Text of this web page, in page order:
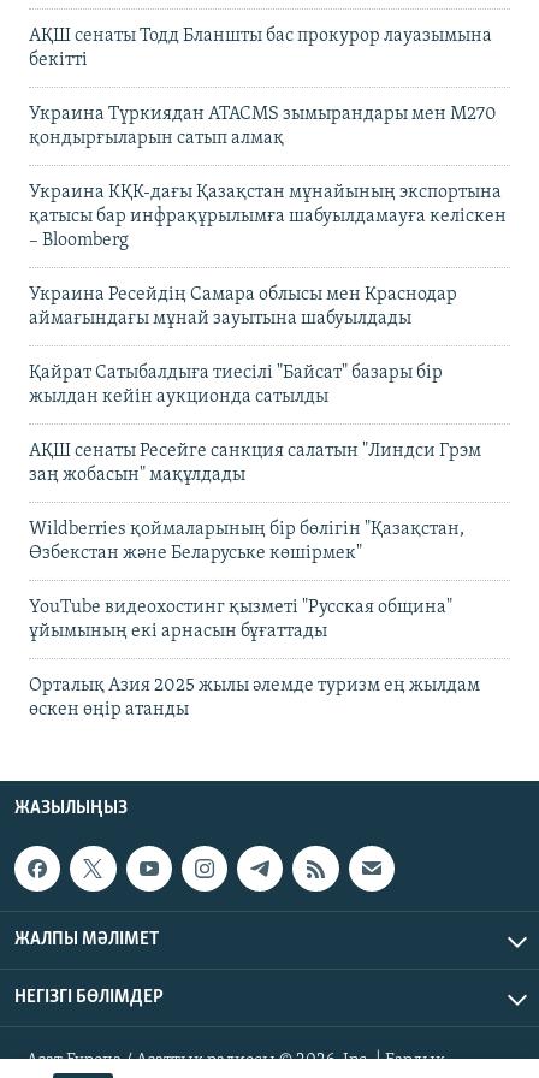
АҚШ сенаты Тодд Бланшты бас прокурор лауазымына
бекітті
Украина Түркиядан ATACMS зымырандары мен M270
қондырғыларын сатып алмақ
Украина КҚК-дағы Қазақстан мұнайының экспортына
қатысы бар инфрақұрылымға шабуылдамауға келіскен
– Bloomberg
Украина Ресейдің Самара облысы мен Краснодар
аймағындағы мұнай зауытына шабуылдады
Қайрат Сатыбалдыға тиесілі "Байсат" базары бір
жылдан кейін аукционда сатылды
АҚШ сенаты Ресейге санкция салатын "Линдси Грэм
заң жобасын" мақұлдады
Wildberries қоймаларының бір бөлігін "Қазақстан,
Өзбекстан және Беларуське көшірмек"
YouTube видеохостинг қызметі "Русская община"
ұйымының екі арнасын бұғаттады
Орталық Азия 2025 жылы әлемде туризм ең жылдам
өскен өңір атанды
ЖАЗЫЛЫҢЫЗ
ЖАЛПЫ МӘЛІМЕТ
НЕГІЗГІ БӨЛІМДЕР
Азат Еуропа / Азаттық радиосы © 2026, Inc. | Барлық